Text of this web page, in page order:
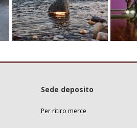
Sede deposito
Per ritiro merce
76125 - Trani - Italy
+39 360.852361